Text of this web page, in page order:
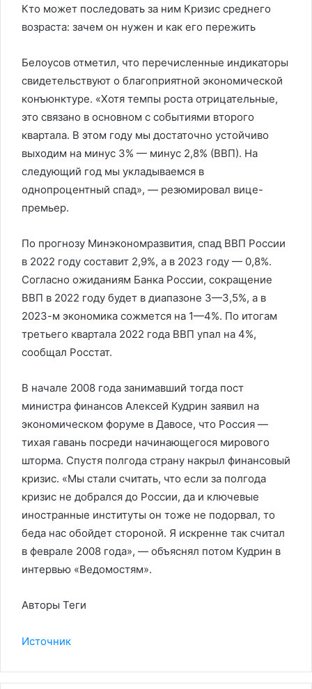
Кто может последовать за ним Кризис среднего
возраста: зачем он нужен и как его пережить
Белоусов отметил, что перечисленные индикаторы
свидетельствуют о благоприятной экономической
конъюнктуре. «Хотя темпы роста отрицательные,
это связано в основном с событиями второго
квартала. В этом году мы достаточно устойчиво
выходим на минус 3% — минус 2,8% (ВВП). На
следующий год мы укладываемся в
однопроцентный спад», — резюмировал вице-
премьер.
По прогнозу Минэкономразвития, спад ВВП России
в 2022 году составит 2,9%, а в 2023 году — 0,8%.
Согласно ожиданиям Банка России, сокращение
ВВП в 2022 году будет в диапазоне 3—3,5%, а в
2023-м экономика сожмется на 1—4%. По итогам
третьего квартала 2022 года ВВП упал на 4%,
сообщал Росстат.
В начале 2008 года занимавший тогда пост
министра финансов Алексей Кудрин заявил на
экономическом форуме в Давосе, что Россия —
тихая гавань посреди начинающегося мирового
шторма. Спустя полгода страну накрыл финансовый
кризис. «Мы стали считать, что если за полгода
кризис не добрался до России, да и ключевые
иностранные институты он тоже не подорвал, то
беда нас обойдет стороной. Я искренне так считал
в феврале 2008 года», — объяснял потом Кудрин в
интервью «Ведомостям».
Авторы Теги
Источник